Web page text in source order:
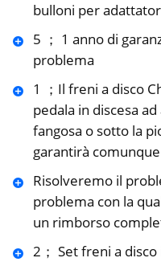
bulloni per
5 ； 1 anno di
problema
1 ；Il freni a disco
pedala in discesa
fangosa o sotto la
garantirà
Risolveremo il
problema con la
un rimborso
2； Set freni a